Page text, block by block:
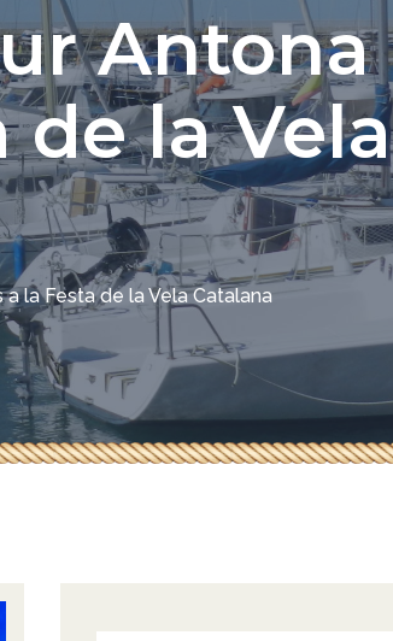
Antona
de la Vela
la Festa de la Vela Catalana